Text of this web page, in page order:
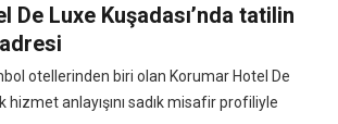
De Luxe Kuşadası’nda tatilin
otellerinden biri olan Korumar Hotel De
hizmet anlayışını sadık misafir profiliyle